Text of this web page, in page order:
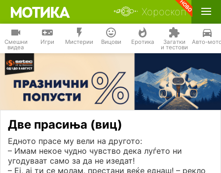
Хороскоп
Смешни
видеа
Игри Мистерии Вицови Еротика Загатки
и тестови
Авто-
Две прасиња (виц)
Едното прасе му вели на другото:
– Имам некое чудно чувство дека луѓето ни
угодуваат само за да не изедат!
– Еј, ај ти се молам, престани веќе еднаш! – рекло